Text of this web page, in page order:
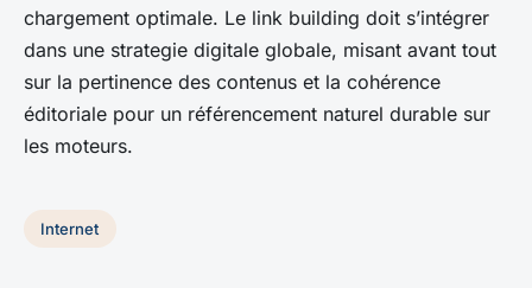
chargement optimale. Le link building doit s’intégrer
dans une strategie digitale globale, misant avant tout
sur la pertinence des contenus et la cohérence
éditoriale pour un référencement naturel durable sur
les moteurs.
Internet